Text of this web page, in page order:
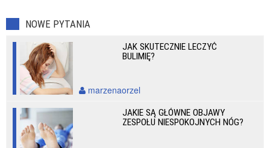
NOWE PYTANIA
JAK SKUTECZNIE LECZYĆ
BULIMIĘ?
marzenaorzel
JAKIE SĄ GŁÓWNE OBJAWY
ZESPOŁU NIESPOKOJNYCH NÓG?